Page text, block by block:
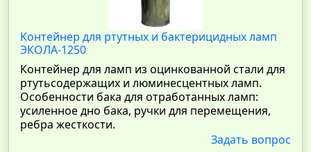
Контейнер для ртутных и бактерицидных ламп
ЭКОЛА-1250
Контейнер для ламп из оцинкованной стали для
ртутьсодержащих и люминесцентных ламп.
Особенности бака для отработанных ламп:
усиленное дно бака, ручки для перемещения,
ребра жесткости.
Задать вопрос